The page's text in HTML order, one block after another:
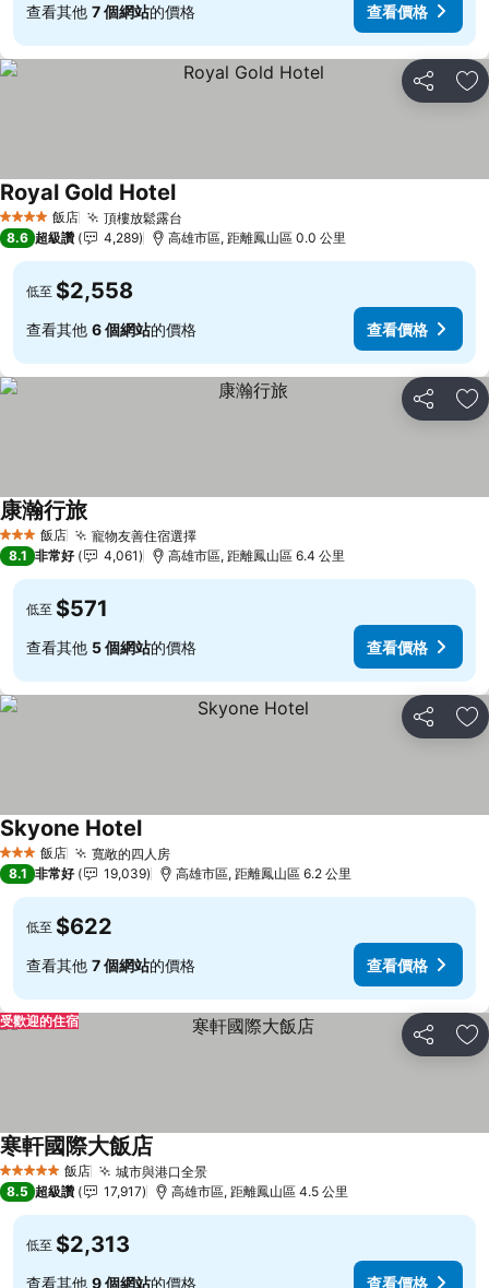
查看其他 7 個網站的價格 查看價格
分享 加
4 星級 飯店 頂樓放鬆露台
Royal Gold Hotel查看價格
8.6 超級讚 4,289 高雄市區, 距離鳳山區 0.0 公里
低至 $2,558
查看其他 6 個網站的價格 查看價格
分享 加
3 星級 飯店 寵物友善住宿選擇查看價格
康瀚行旅查看價格
8.1 非常好 4,061 高雄市區, 距離鳳山區 6.4 公里
低至 $571
查看其他 5 個網站的價格 查看價格
分享 加
3 星級 飯店 寬敞的四人房查看價格
Skyone Hotel查看價格
8.1 非常好 19,039 高雄市區, 距離鳳山區 6.2 公里
低至 $622
查看其他 7 個網站的價格 查看價格
分享 加
受歡迎的住宿
5 星級 飯店 城市與港口全景查看價格
寒軒國際大飯店
8.5 超級讚 17,917 高雄市區, 距離鳳山區 4.5 公里
低至 $2,313
查看其他 9 個網站的價格 查看價格